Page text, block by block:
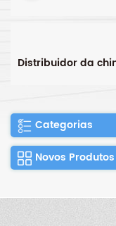
Categorias
Novos Produtos